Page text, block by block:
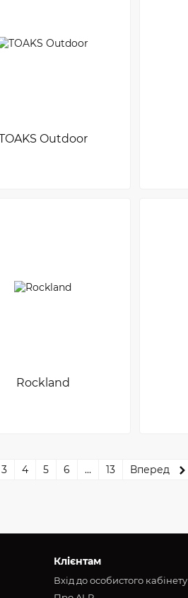
Outdoor
Rockland
3 4 5 6 ... 13 Вперед
Клієнтам
Вхід до особистого кабінету